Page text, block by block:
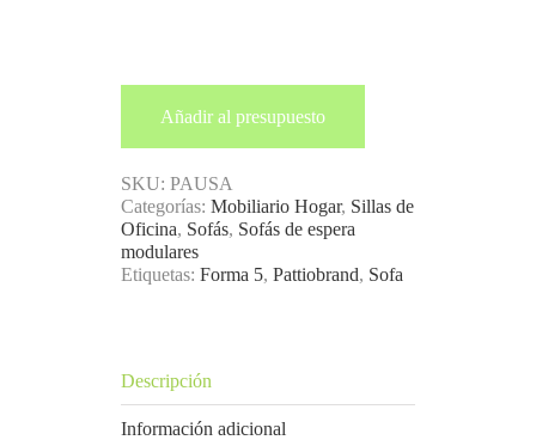
Añadir al presupuesto
SKU: PAUSA
Categorías: Mobiliario Hogar, Sillas de
Oficina, Sofás, Sofás de espera
modulares
Etiquetas: Forma 5, Pattiobrand, Sofa
Descripción
Información adicional